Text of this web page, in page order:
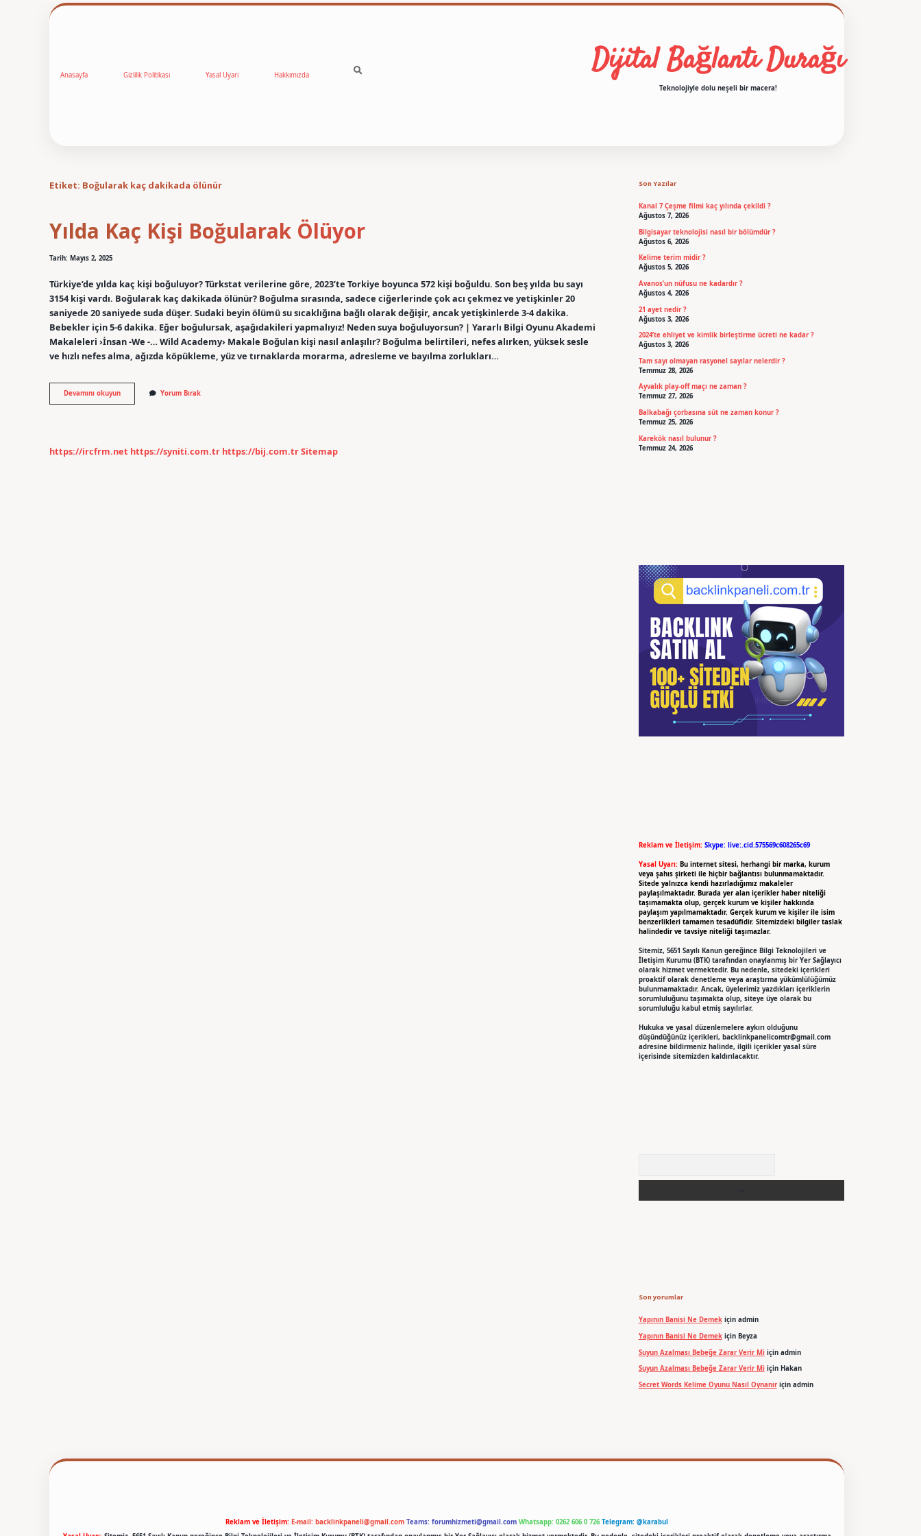
Anasayfa Gizlilik Politikası Yasal Uyarı Hakkımızda Dijital Bağlantı Durağı
Teknolojiyle dolu neşeli bir macera!
Etiket: Boğularak kaç dakikada ölünür
Yılda Kaç Kişi Boğularak Ölüyor
Tarih: Mayıs 2, 2025
Türkiye’de yılda kaç kişi boğuluyor? Türkstat verilerine göre, 2023’te Torkiye boyunca 572 kişi boğuldu. Son beş yılda bu sayı
3154 kişi vardı. Boğularak kaç dakikada ölünür? Boğulma sırasında, sadece ciğerlerinde çok acı çekmez ve yetişkinler 20
saniyede 20 saniyede suda düşer. Sudaki beyin ölümü su sıcaklığına bağlı olarak değişir, ancak yetişkinlerde 3-4 dakika.
Bebekler için 5-6 dakika. Eğer boğulursak, aşağıdakileri yapmalıyız! Neden suya boğuluyorsun? | Yararlı Bilgi Oyunu Akademi
Makaleleri ›İnsan -We -… Wild Academy› Makale Boğulan kişi nasıl anlaşılır? Boğulma belirtileri, nefes alırken, yüksek sesle
ve hızlı nefes alma, ağızda köpükleme, yüz ve tırnaklarda morarma, adresleme ve bayılma zorlukları…
Devamını okuyunYılda
Kaç
Yorum Bırak
https://ircfrm.net https://syniti.com.tr https://bij.com.trSitemap
Son Yazılar
Kanal 7 Çeşme filmi kaç yılında çekildi ?
Ağustos 7, 2026
Bilgisayar teknolojisi nasıl bir bölümdür ?
Ağustos 6, 2026
Kelime terim midir ?
Ağustos 5, 2026
Avanos’un nüfusu ne kadardır ?
Ağustos 4, 2026
21 ayet nedir ?
Ağustos 3, 2026
2024’te ehliyet ve kimlik birleştirme ücreti ne kadar ?
Ağustos 3, 2026
Tam sayı olmayan rasyonel sayılar nelerdir ?
Temmuz 28, 2026
Ayvalık play-off maçı ne zaman ?
Temmuz 27, 2026
Balkabağı çorbasına süt ne zaman konur ?
Temmuz 25, 2026
Karekök nasıl bulunur ?
Temmuz 24, 2026
Reklam ve İletişim: Skype: live:.cid.575569c608265c69
Yasal Uyarı: Bu internet sitesi, herhangi bir marka, kurum
veya şahıs şirketi ile hiçbir bağlantısı bulunmamaktadır.
Sitede yalnızca kendi hazırladığımız makaleler
paylaşılmaktadır. Burada yer alan içerikler haber niteliği
taşımamakta olup, gerçek kurum ve kişiler hakkında
paylaşım yapılmamaktadır. Gerçek kurum ve kişiler ile isim
benzerlikleri tamamen tesadüfidir. Sitemizdeki bilgiler taslak
halindedir ve tavsiye niteliği taşımazlar.
Sitemiz, 5651 Sayılı Kanun gereğince Bilgi Teknolojileri ve
İletişim Kurumu (BTK) tarafından onaylanmış bir Yer Sağlayıcı
olarak hizmet vermektedir. Bu nedenle, sitedeki içerikleri
proaktif olarak denetleme veya araştırma yükümlülüğümüz
bulunmamaktadır. Ancak, üyelerimiz yazdıkları içeriklerin
sorumluluğunu taşımakta olup, siteye üye olarak bu
sorumluluğu kabul etmiş sayılırlar.
Hukuka ve yasal düzenlemelere aykırı olduğunu
düşündüğünüz içerikleri, backlinkpanelicomtr@gmail.com
adresine bildirmeniz halinde, ilgili içerikler yasal süre
içerisinde sitemizden kaldırılacaktır.
Son yorumlar
Yapının Banisi Ne Demekiçin admin
Yapının Banisi Ne Demekiçin Beyza
Suyun Azalması Bebeğe Zarar Verir Miiçin admin
Suyun Azalması Bebeğe Zarar Verir Miiçin Hakan
Secret Words Kelime Oyunu Nasıl Oynanıriçin admin
Reklam ve İletişim: E-mail: backlinkpaneli@gmail.com Teams: forumhizmeti@gmail.com Whatsapp: 0262 606 0 726 Telegram: @karabul